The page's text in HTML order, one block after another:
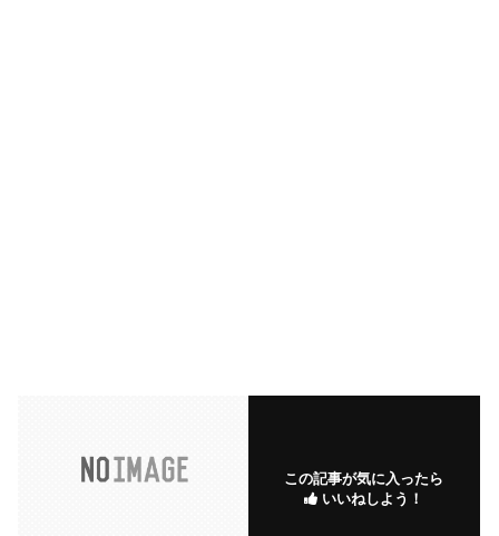
この記事が気に入ったら
いいねしよう！